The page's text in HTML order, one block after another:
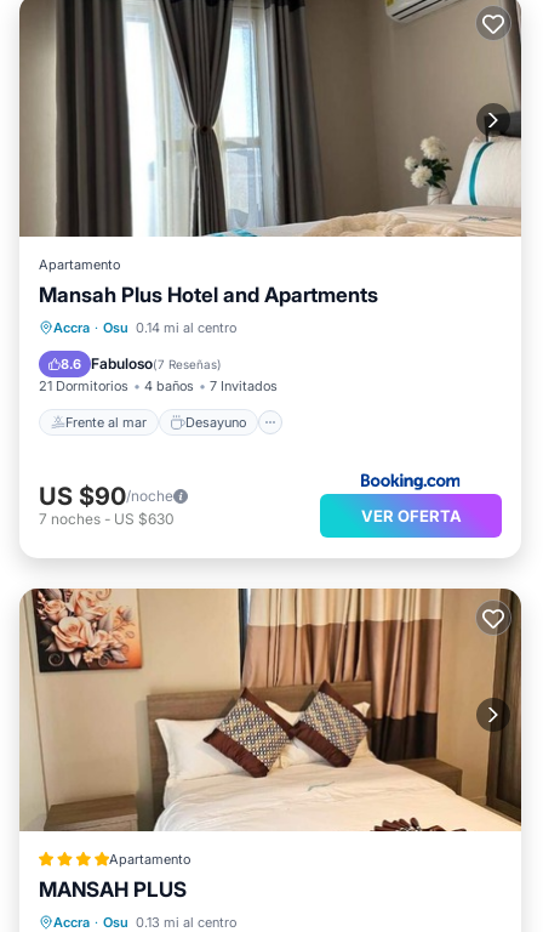
Apartamento
Mansah Plus Hotel and Apartments
Accra · Osu 0.14 mi al centro
8.6 Fabuloso(7 Reseñas)
21 Dormitorios 4 baños 7 Invitados
Frente al mar Desayuno
Frente al mar
Aparcamiento
US $90/noche
7 noches - US $630 VER OFERTA
Apartamento
MANSAH PLUS
Accra · Osu 0.13 mi al centro
Desayuno Aparcamiento